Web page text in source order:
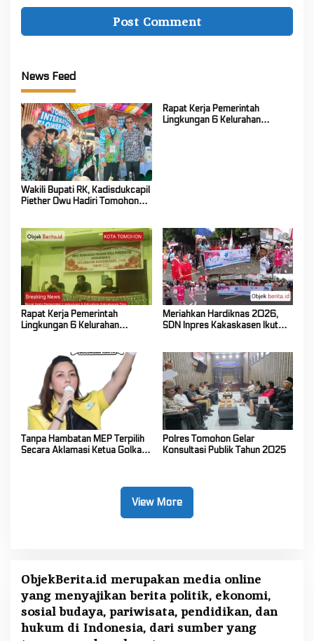
News Feed
Wakili Bupati RK, Kadisdukcapil
Piether Owu Hadiri Tomohon
Rapat Kerja Pemerintah
Lingkungan 6 Kelurahan
Rapat Kerja Pemerintah
Lingkungan 6 Kelurahan
Kerja Tahun 2026
Meriahkan Hardiknas 2026,
SDN Inpres Kakaskasen Ikut
Tanpa Hambatan MEP Terpilih
Secara Aklamasi Ketua Golkar
Polres Tomohon Gelar
Konsultasi Publik Tahun 2025
View More
ObjekBerita.id merupakan media online
yang menyajikan berita politik, ekonomi,
sosial budaya, pariwisata, pendidikan, dan
hukum di Indonesia, dari sumber yang